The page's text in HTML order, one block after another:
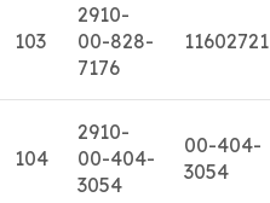
103
2910-
00-828-
7176
11602721
104
2910-
00-404-
3054
00-404-
3054